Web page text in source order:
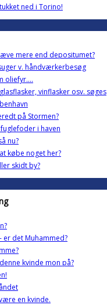
ned i Torino!
mere end depositumet?
v. håndværkerbesøg
oliefyr....
vinflasker osv. søges
på Stormen?
i haven
nu?
købe noget her?
skidt by?
er det Muhammed?
kvinde mon på?
en kvinde.